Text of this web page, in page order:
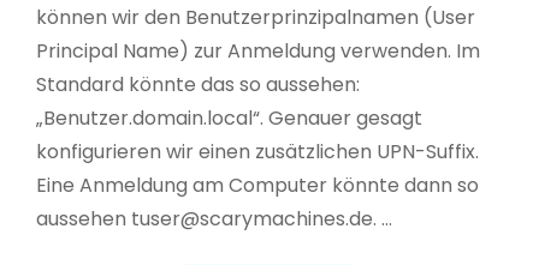
können wir den Benutzerprinzipalnamen (User
Principal Name) zur Anmeldung verwenden. Im
Standard könnte das so aussehen:
„Benutzer.domain.local“. Genauer gesagt
konfigurieren wir einen zusätzlichen UPN-Suffix.
Eine Anmeldung am Computer könnte dann so
aussehen tuser@scarymachines.de. …